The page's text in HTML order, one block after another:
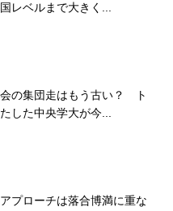
レベルまで大きく...
の集団走はもう古い？ ト
した中央学大が今...
アプローチは落合博満に重な